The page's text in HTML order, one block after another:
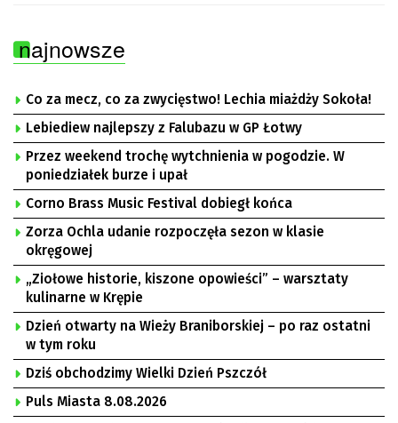
najnowsze
Co za mecz, co za zwycięstwo! Lechia miażdży Sokoła!
Lebiediew najlepszy z Falubazu w GP Łotwy
Przez weekend trochę wytchnienia w pogodzie. W
poniedziałek burze i upał
Corno Brass Music Festival dobiegł końca
Zorza Ochla udanie rozpoczęła sezon w klasie
okręgowej
„Ziołowe historie, kiszone opowieści” – warsztaty
kulinarne w Krępie
Dzień otwarty na Wieży Braniborskiej – po raz ostatni
w tym roku
Dziś obchodzimy Wielki Dzień Pszczół
Puls Miasta 8.08.2026